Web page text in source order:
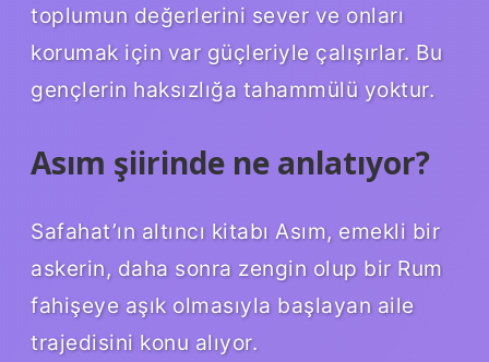
toplumun değerlerini sever ve onları
korumak için var güçleriyle çalışırlar. Bu
gençlerin haksızlığa tahammülü yoktur.
Asım şiirinde ne anlatıyor?
Safahat’ın altıncı kitabı Asım, emekli bir
askerin, daha sonra zengin olup bir Rum
fahişeye aşık olmasıyla başlayan aile
trajedisini konu alıyor.